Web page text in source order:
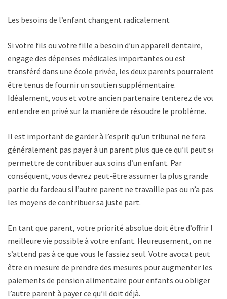
Les besoins de l’enfant changent radicalement
Si votre fils ou votre fille a besoin d’un appareil dentaire,
engage des dépenses médicales importantes ou est
transféré dans une école privée, les deux parents pourraient
être tenus de fournir un soutien supplémentaire.
Idéalement, vous et votre ancien partenaire tenterez de vous
entendre en privé sur la manière de résoudre le problème.
Il est important de garder à l’esprit qu’un tribunal ne fera
généralement pas payer à un parent plus que ce qu’il peut se
permettre de contribuer aux soins d’un enfant. Par
conséquent, vous devrez peut-être assumer la plus grande
partie du fardeau si l’autre parent ne travaille pas ou n’a pas
les moyens de contribuer sa juste part.
En tant que parent, votre priorité absolue doit être d’offrir la
meilleure vie possible à votre enfant. Heureusement, on ne
s’attend pas à ce que vous le fassiez seul. Votre avocat peut
être en mesure de prendre des mesures pour augmenter les
paiements de pension alimentaire pour enfants ou obliger
l’autre parent à payer ce qu’il doit déjà.